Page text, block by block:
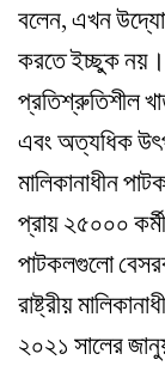
বলেন, এখন
করতে ইচ্ছুক নয়।
প্রতিশ্রুতিশীল
এবং অত্যধিক
মালিকানাধীন
প্রায় ২৫০০০
পাটকলগুলো
রাষ্ট্রীয়
২০২১ সালের